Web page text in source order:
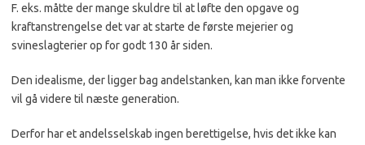
F. eks. måtte der mange skuldre til at løfte den opgave og
kraftanstrengelse det var at starte de første mejerier og
svineslagterier op for godt 130 år siden.
Den idealisme, der ligger bag an­delstanken, kan man ikke forvente
vil gå videre til næste generation.
Derfor har et andelsselskab ingen beretti­gelse, hvis det ikke kan